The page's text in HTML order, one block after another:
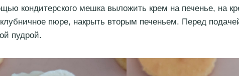
кондитерского мешка выложить крем на печенье, на
клубничное пюре, накрыть вторым печеньем. Перед
пудрой.